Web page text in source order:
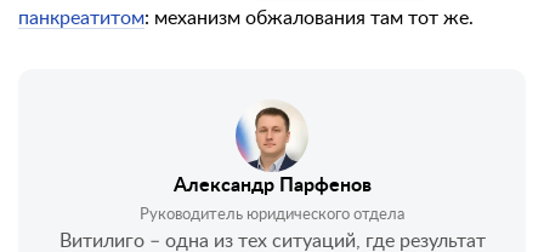
панкреатитом: механизм обжалования там тот же.
Александр Парфенов
Руководитель юридического отдела
Витилиго – одна из тех ситуаций, где результат